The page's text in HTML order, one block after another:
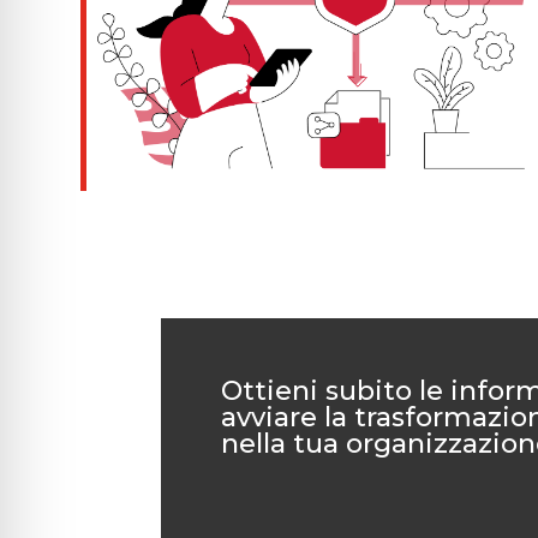
Ottieni subito le
avviare la
nella tua